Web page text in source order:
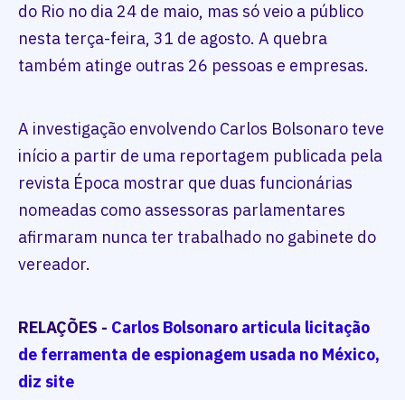
do Rio no dia 24 de maio, mas só veio a público
nesta terça-feira, 31 de agosto. A quebra
também atinge outras 26 pessoas e empresas.
A investigação envolvendo Carlos Bolsonaro teve
início a partir de uma reportagem publicada pela
revista Época mostrar que duas funcionárias
nomeadas como assessoras parlamentares
afirmaram nunca ter trabalhado no gabinete do
vereador.
RELAÇÕES - Carlos Bolsonaro articula licitação
de ferramenta de espionagem usada no México,
diz site